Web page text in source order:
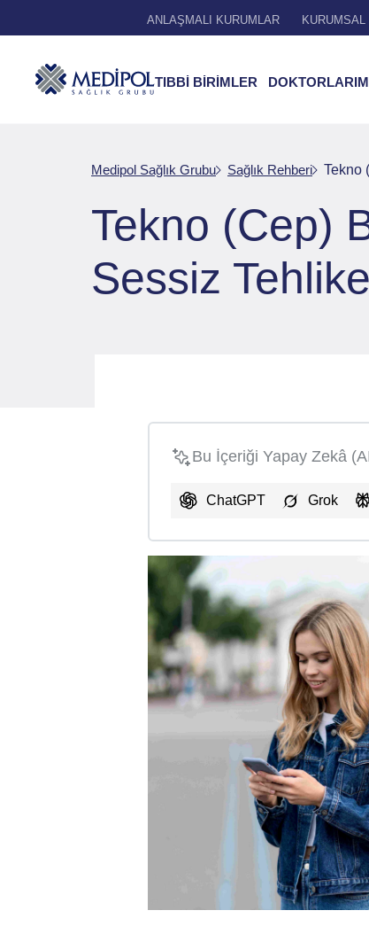
ANLAŞMALI KURUMLAR KURUMSAL
TIBBİ BİRİMLER
Medipol Sağlık Grubu Sağlık Rehberi Tekno
Tekno (Cep)
Sessiz
Bu İçeriği Yapay Zekâ
ChatGPT Grok